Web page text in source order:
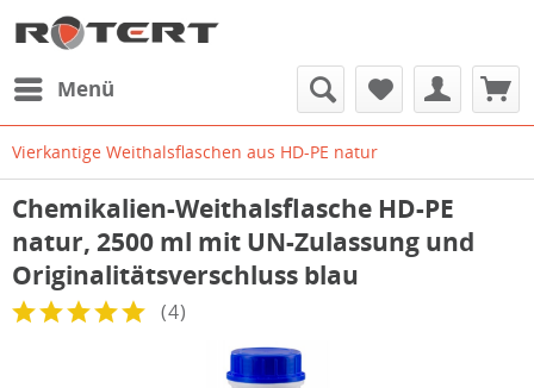
Menü
Vierkantige Weithalsflaschen aus HD-PE natur
Chemikalien-Weithalsflasche HD-PE
natur, 2500 ml mit UN-Zulassung und
Originalitätsverschluss blau
(4)